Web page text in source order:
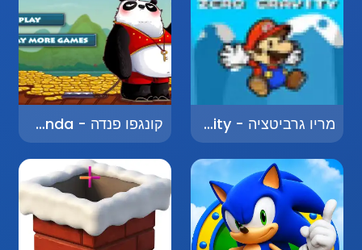
מריו גרביטציה - Mario Gravity קונגפו פנדה - Kung Fu Panda